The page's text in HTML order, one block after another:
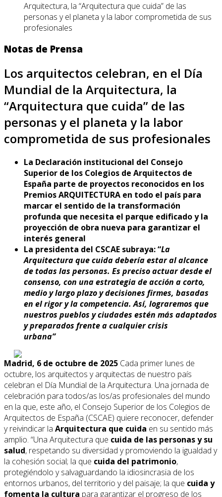
Arquitectura, la “Arquitectura que cuida” de las
personas y el planeta y la labor comprometida de sus
profesionales
Notas de Prensa
Los arquitectos celebran, en el Día
Mundial de la Arquitectura, la
“Arquitectura que cuida” de las
personas y el planeta y la labor
comprometida de sus profesionales
La Declaración institucional del Consejo
Superior de los Colegios de Arquitectos de
España parte de proyectos reconocidos en los
Premios ARQUITECTURA en todo el país para
marcar el sentido de la transformación
profunda que necesita el parque edificado y la
proyección de obra nueva para garantizar el
interés general
La presidenta del CSCAE subraya: “La
Arquitectura que cuida debería estar al alcance
de todas las personas. Es preciso actuar desde el
consenso, con una estrategia de acción a corto,
medio y largo plazo y decisiones firmes, basadas
en el rigor y la competencia. Así, lograremos que
nuestros pueblos y ciudades estén más adaptados
y preparados frente a cualquier crisis
urbana”
Madrid, 6 de octubre de 2025 Cada primer lunes de
octubre, los arquitectos y arquitectas de nuestro país
celebran el Día Mundial de la Arquitectura. Una jornada de
celebración para todos/as los/as profesionales del mundo
en la que, este año, el Consejo Superior de los Colegios de
Arquitectos de España (CSCAE) quiere reconocer, defender
y reivindicar la Arquitectura que cuida en su sentido más
amplio. “Una Arquitectura que cuida de las personas y su
salud, respetando su diversidad y promoviendo la igualdad y
la cohesión social; la que cuida del patrimonio,
protegiéndolo y salvaguardando la idiosincrasia de los
entornos urbanos, del territorio y del paisaje; la que cuida y
fomenta la cultura para garantizar el progreso de los